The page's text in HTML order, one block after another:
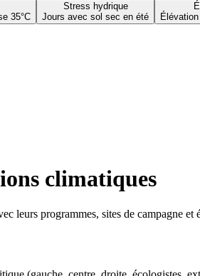
35°C
Stress hydrique
Jours avec sol sec en été
climatiques
leurs programmes, sites de campagne et